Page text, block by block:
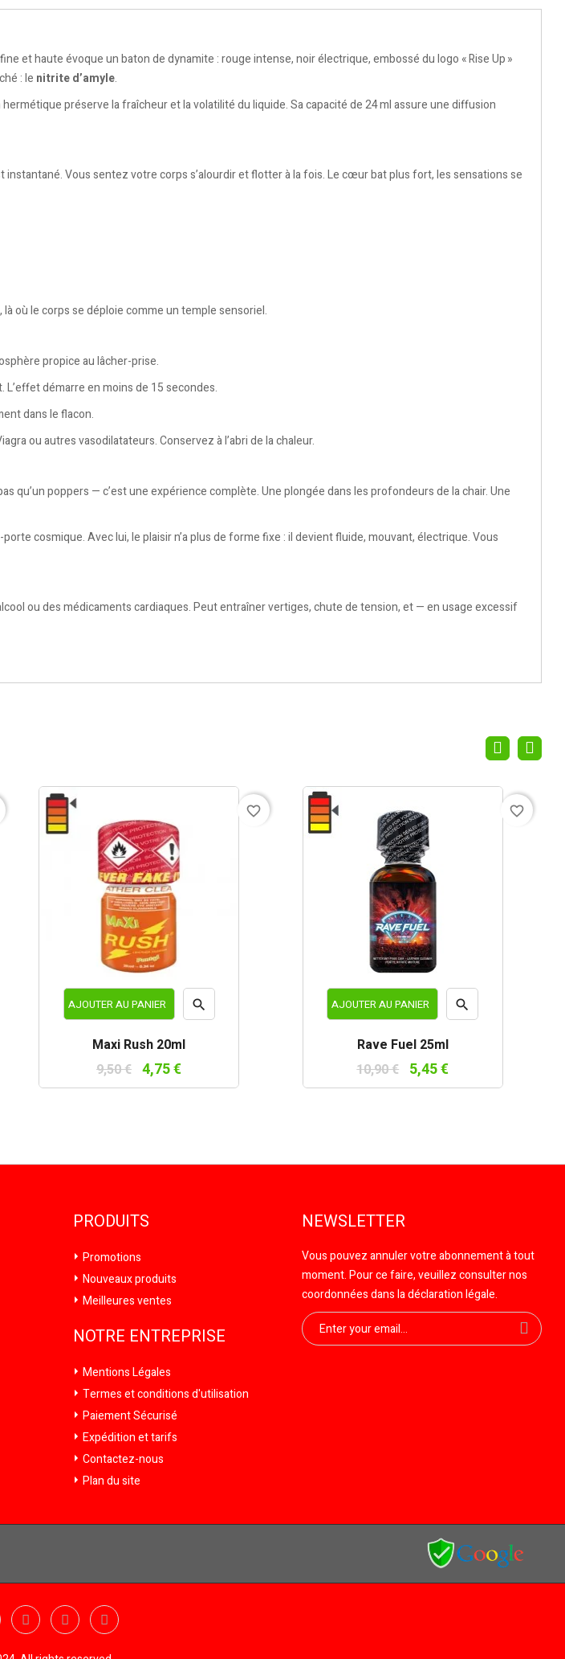
et haute évoque un baton de dynamite : rouge intense, noir électrique, embossé du logo « Rise Up »
: le nitrite d’amyle.
préserve la fraîcheur et la volatilité du liquide. Sa capacité de 24 ml assure une diffusion
instantané. Vous sentez votre corps s’alourdir et flotter à la fois. Le cœur bat plus fort, les sensations se
où le corps se déploie comme un temple sensoriel.
propice au lâcher-prise.
démarre en moins de 15 secondes.
dans le flacon.
ou autres vasodilatateurs. Conservez à l’abri de la chaleur.
qu’un poppers — c’est une expérience complète. Une plongée dans les profondeurs de la chair. Une
cosmique. Avec lui, le plaisir n’a plus de forme fixe : il devient fluide, mouvant, électrique. Vous
ou des médicaments cardiaques. Peut entraîner vertiges, chute de tension, et — en usage excessif
AJOUTER AU PANIER 
Maxi Rush 20ml
9,50 € 4,75 €
favorite_border
AJOUTER AU PANIER 
rapide
Rave Fuel 25ml
10,90 € 5,45 €
favorite_border
PRODUITS
Promotions
Nouveaux produits
Meilleures ventes
NOTRE ENTREPRISE
Mentions Légales
Termes et conditions d'utilisation
Paiement Sécurisé
Expédition et tarifs
Contactez-nous
Plan du site
NEWSLETTER
Vous pouvez annuler votre abonnement à tout
moment. Pour ce faire, veuillez consulter nos
coordonnées dans la déclaration légale.